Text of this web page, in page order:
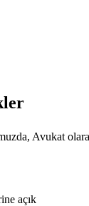
Avukat
açık